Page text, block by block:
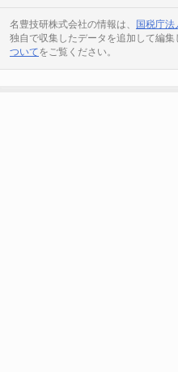
名豊技研株式会社の情報は、 国税庁法
独自で収集したデータを追加して編集
ついてをご覧ください。